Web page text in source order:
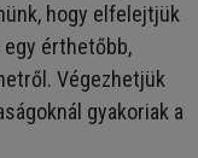
hogy elfelejtjük
érthetőbb,
Végezhetjük
gyakoriak a